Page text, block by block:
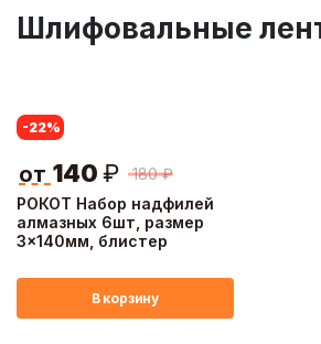
Шлифовальные
РОКОТ Набор надфилей
алмазных 6шт, размер
3x140мм, блистер
-22%
180 ₽
от 140 ₽
В корзину